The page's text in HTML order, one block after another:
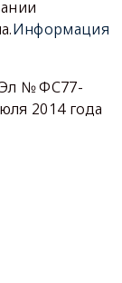
Информация
№ ФС77-
2014 года